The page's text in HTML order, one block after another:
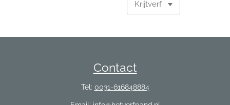
Contact
Tel: 0031-616848884